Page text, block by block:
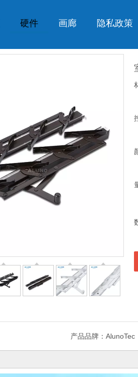
硬件 画廊 隐私政策
产品品牌： AlunoTec